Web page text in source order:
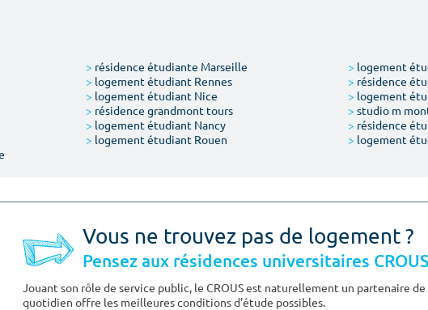
> résidence étudiante Marseille > logement
> logement étudiant Rennes > résidence
> logement étudiant Nice > logement
> résidence grandmont tours > studio m
> logement étudiant Nancy > résidence
> logement étudiant Rouen > logement
Vous ne trouvez pas de logement ?
Pensez aux résidences universitaires CROUS
Jouant son rôle de service public, le CROUS est naturellement un partenaire
quotidien offre les meilleures conditions d'étude possibles.